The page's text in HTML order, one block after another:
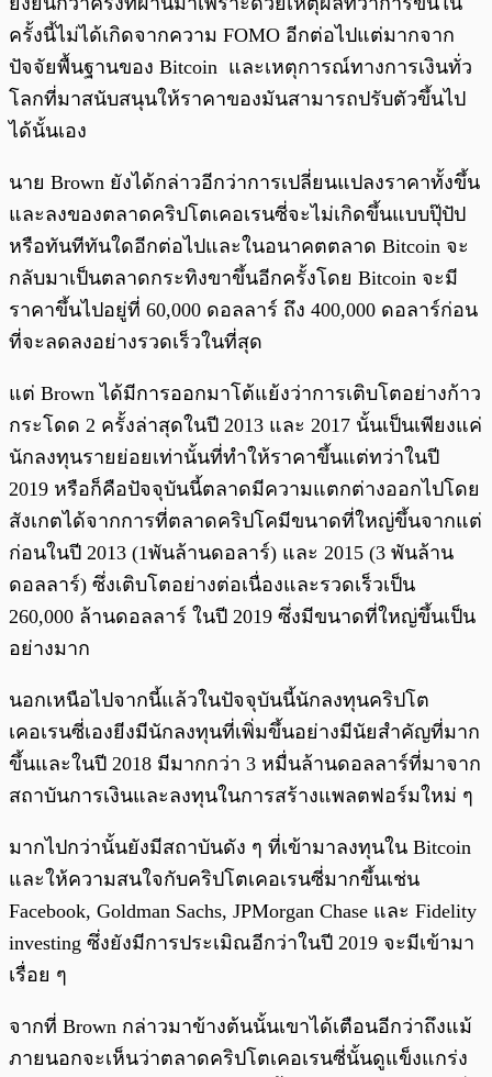
ครั้งนี้ไม่ได้เกิดจากความ FOMO อีกต่อไปแต่มากจาก
ปัจจัยพื้นฐานของ Bitcoin และเหตุการณ์ทางการเงินทั่ว
โลกที่มาสนับสนุนให้ราคาของมันสามารถปรับตัวขึ้นไป
ได้นั้นเอง
นาย Brown ยังได้กล่าวอีกว่าการเปลี่ยนแปลงราคาทั้งขึ้น
และลงของตลาดคริปโตเคอเรนซี่จะไม่เกิดขึ้นแบบปุ๊ปัป
หรือทันทีทันใดอีกต่อไปและในอนาคตตลาด Bitcoin จะ
กลับมาเป็นตลาดกระทิงขาขึ้นอีกครั้งโดย Bitcoin จะมี
ราคาขึ้นไปอยู่ที่ 60,000 ดอลลาร์ ถึง 400,000 ดอลาร์ก่อน
ที่จะลดลงอย่างรวดเร็วในที่สุด
แต่ Brown ได้มีการออกมาโต้แย้งว่าการเติบโตอย่างก้าว
กระโดด 2 ครั้งล่าสุดในปี 2013 และ 2017 นั้นเป็นเพียงแค่
นักลงทุนรายย่อยเท่านั้นที่ทำให้ราคาขึ้นแต่ทว่าในปี
2019 หรือก็คือปัจจุบันนี้ตลาดมีความแตกต่างออกไปโดย
สังเกตได้จากการที่ตลาดคริปโคมีขนาดที่ใหญ่ขึ้นจากแต่
ก่อนในปี 2013 (1พันล้านดอลาร์) และ 2015 (3 พันล้าน
ดอลลาร์) ซึ่งเติบโตอย่างต่อเนื่องและรวดเร็วเป็น
260,000 ล้านดอลลาร์ ในปี 2019 ซึ่งมีขนาดที่ใหญ่ขึ้นเป็น
อย่างมาก
นอกเหนือไปจากนี้แล้วในปัจจุบันนี้นักลงทุนคริปโต
เคอเรนซี่เองยีงมีนักลงทุนที่เพิ่มขึ้นอย่างมีนัยสำคัญที่มาก
ขึ้นและในปี 2018 มีมากกว่า 3 หมื่นล้านดอลลาร์ที่มาจาก
สถาบันการเงินและลงทุนในการสร้างแพลตฟอร์มใหม่ ๆ
มากไปกว่านั้นยังมีสถาบันดัง ๆ ที่เข้ามาลงทุนใน Bitcoin
และให้ความสนใจกับคริปโตเคอเรนซี่มากขึ้นเช่น
Facebook, Goldman Sachs, JPMorgan Chase และ Fidelity
investing ซึ่งยังมีการประเมิณอีกว่าในปี 2019 จะมีเข้ามา
เรื่อย ๆ
จากที่ Brown กล่าวมาข้างต้นนั้นเขาได้เตือนอีกว่าถึงแม้
ภายนอกจะเห็นว่าตลาดคริปโตเคอเรนซี่นั้นดูแข็งแกร่ง